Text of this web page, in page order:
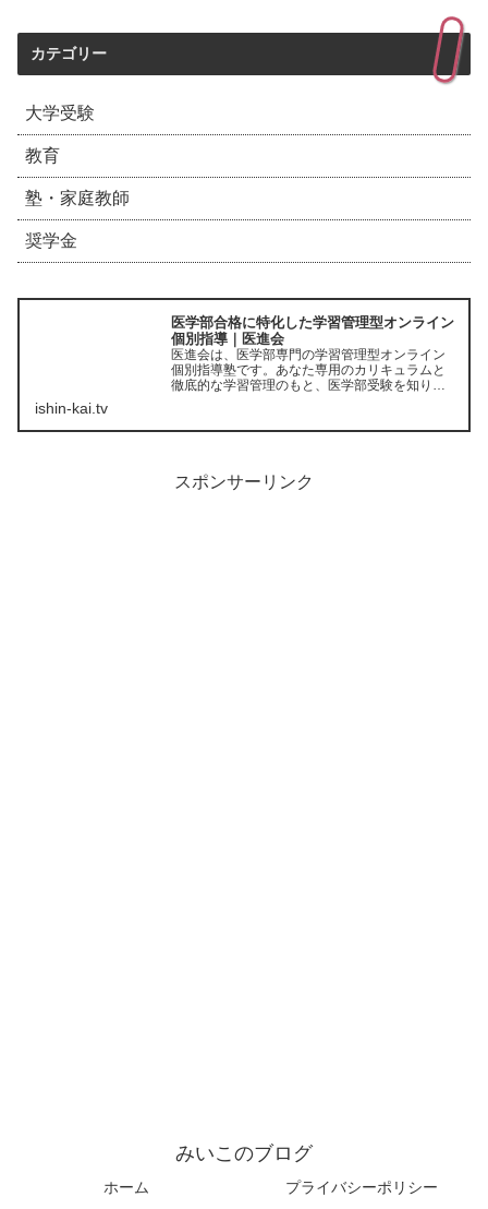
カテゴリー
大学受験
教育
塾・家庭教師
奨学金
医学部合格に特化した学習管理型オンライン
個別指導｜医進会
医進会は、医学部専門の学習管理型オンライン
個別指導塾です。あなた専用のカリキュラムと
徹底的な学習管理のもと、医学部受験を知り尽
ishin-kai.tv
スポンサーリンク
みいこのブログ
ホーム プライバシーポリシー